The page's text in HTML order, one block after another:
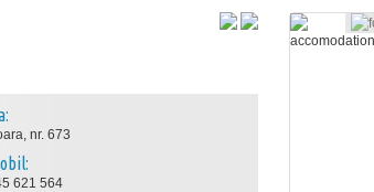
nr. 673
621 564